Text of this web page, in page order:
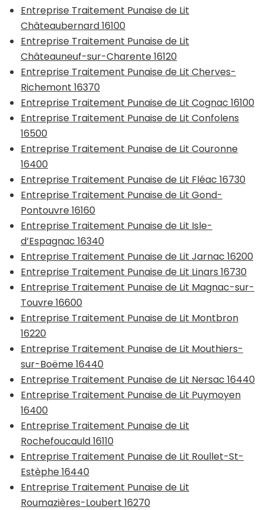
Entreprise Traitement Punaise de Lit
Châteaubernard 16100
Entreprise Traitement Punaise de Lit
Châteauneuf-sur-Charente 16120
Entreprise Traitement Punaise de Lit Cherves-
Richemont 16370
Entreprise Traitement Punaise de Lit Cognac 16100
Entreprise Traitement Punaise de Lit Confolens
16500
Entreprise Traitement Punaise de Lit Couronne
16400
Entreprise Traitement Punaise de Lit Fléac 16730
Entreprise Traitement Punaise de Lit Gond-
Pontouvre 16160
Entreprise Traitement Punaise de Lit Isle-
d’Espagnac 16340
Entreprise Traitement Punaise de Lit Jarnac 16200
Entreprise Traitement Punaise de Lit Linars 16730
Entreprise Traitement Punaise de Lit Magnac-sur-
Touvre 16600
Entreprise Traitement Punaise de Lit Montbron
16220
Entreprise Traitement Punaise de Lit Mouthiers-
sur-Boëme 16440
Entreprise Traitement Punaise de Lit Nersac 16440
Entreprise Traitement Punaise de Lit Puymoyen
16400
Entreprise Traitement Punaise de Lit
Rochefoucauld 16110
Entreprise Traitement Punaise de Lit Roullet-St-
Estèphe 16440
Entreprise Traitement Punaise de Lit
Roumazières-Loubert 16270